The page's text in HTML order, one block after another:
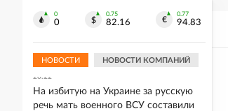
0
0
0.75
82.16
0.77
94.83
НОВОСТИ НОВОСТИ КОМПАНИЙ
Россия почти на четверть нарастила
20:22
На избитую на Украине за русскую
речь мать военного ВСУ составили